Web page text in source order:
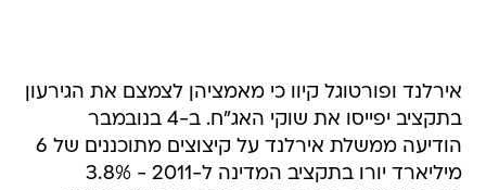
אירלנד ופורטוגל קיוו כי מאמציהן לצמצם את הגירעון
בתקציב יפייסו את שוקי האג"ח. ב-4 בנובמבר
הודיעה ממשלת אירלנד על קיצוצים מתוכננים של 6
מיליארד יורו בתקציב המדינה ל-2011 - 3.8%